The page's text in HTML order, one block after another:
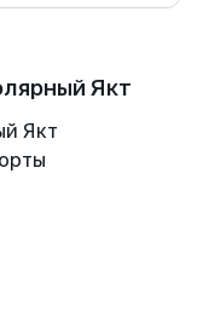
Якт
Якт